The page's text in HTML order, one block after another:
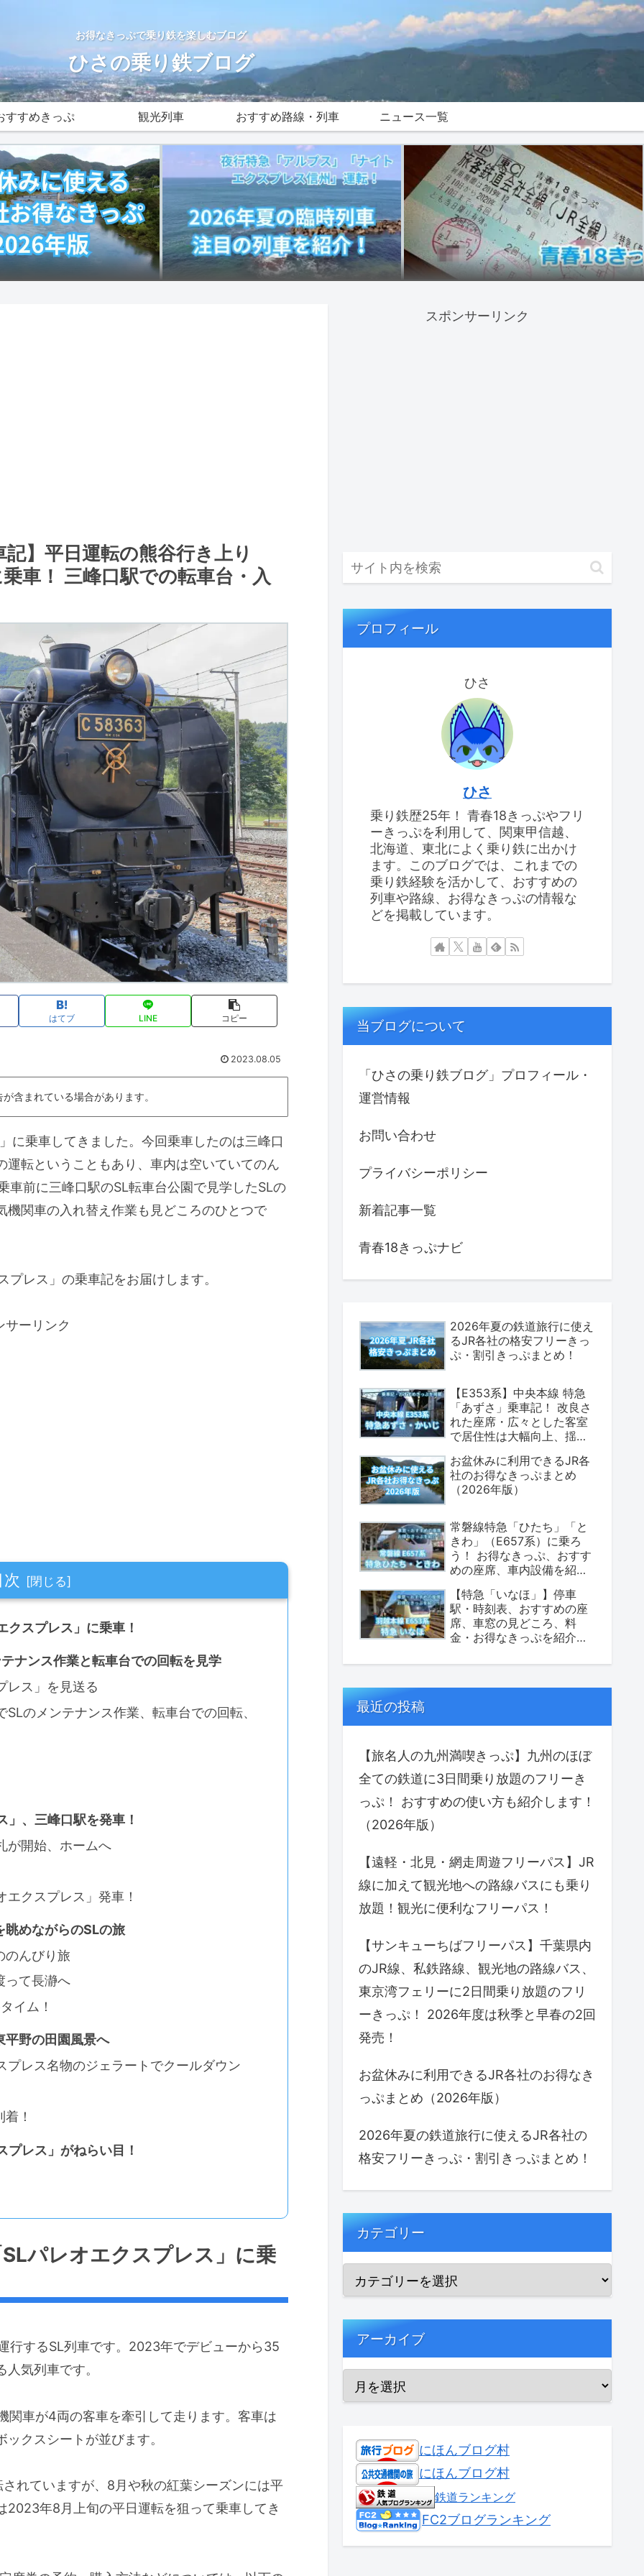
お得なきっぷで乗り鉄を楽しむブログ
ひさの乗り鉄ブログ
すすめきっぷ 観光列車 おすすめ路線・列車 ニュース一覧
】平日運転の熊谷行き上り
車！ 三峰口駅での転車台・入
はてブ LINE コピー
2023.08.05
含まれている場合があります。
に乗車してきました。今回乗車したのは三峰口
転ということもあり、車内は空いていてのん
車前に三峰口駅のSL転車台公園で見学したSLの
関車の入れ替え作業も見どころのひとつで
レス」の乗車記をお届けします。
サーリンク
次
クスプレス」に乗車！
ナンス作業と転車台での回転を見学
レス」を見送る
のメンテナンス作業、転車台での回転、
」、三峰口駅を発車！
が開始、ホームへ
クスプレス」発車！
眺めながらのSLの旅
のんびり旅
って長瀞へ
イム！
平野の田園風景へ
プレス名物のジェラートでクールダウン
！
プレス」がねらい目！
パレオエクスプレス」に乗
行するSL列車です。2023年でデビューから35
気列車です。
関車が4両の客車を牽引して走ります。客車は
クスシートが並びます。
れていますが、8月や秋の紅葉シーズンには平
年8月上旬の平日運転を狙って乗車してき
スポンサーリンク
プロフィール
ひさ
ひさ
乗り鉄歴25年！ 青春18きっぷやフリ
ーきっぷを利用して、関東甲信越、
北海道、東北によく乗り鉄に出かけ
ます。このブログでは、これまでの
乗り鉄経験を活かして、おすすめの
列車や路線、お得なきっぷの情報な
どを掲載しています。
当ブログについて
「ひさの乗り鉄ブログ」プロフィール・
運営情報
お問い合わせ
プライバシーポリシー
新着記事一覧
青春18きっぷナビ
2026年夏の鉄道旅行に使え
るJR各社の格安フリーきっ
ぷ・割引きっぷまとめ！
【E353系】中央本線 特急
「あずさ」乗車記！ 改良さ
れた座席・広々とした客室
で居住性は大幅向上、揺れ
（座席表・荷物置場の情報
あり）
お盆休みに利用できるJR各
社のお得なきっぷまとめ
（2026年版）
常磐線特急「ひたち」「と
きわ」（E657系）に乗ろ
う！ お得なきっぷ、おすす
めの座席、車内設備を紹介
【特急「いなほ」】停車
駅・時刻表、おすすめの座
席、車窓の見どころ、料
金・お得なきっぷを紹介し
最近の投稿
【旅名人の九州満喫きっぷ】九州のほぼ
全ての鉄道に3日間乗り放題のフリーき
っぷ！ おすすめの使い方も紹介します！
（2026年版）
【遠軽・北見・網走周遊フリーパス】JR
線に加えて観光地への路線バスにも乗り
放題！観光に便利なフリーパス！
【サンキューちばフリーパス】千葉県内
のJR線、私鉄路線、観光地の路線バス、
東京湾フェリーに2日間乗り放題のフリ
ーきっぷ！ 2026年度は秋季と早春の2回
発売！
お盆休みに利用できるJR各社のお得なき
っぷまとめ（2026年版）
2026年夏の鉄道旅行に使えるJR各社の
格安フリーきっぷ・割引きっぷまとめ！
カテゴリー
アーカイブ
にほんブログ村
にほんブログ村
鉄道ランキング
FC2ブログランキング